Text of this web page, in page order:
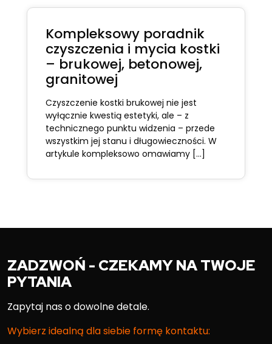
Kompleksowy poradnik
czyszczenia i mycia kostki
– brukowej, betonowej,
granitowej
Czyszczenie kostki brukowej nie jest
wyłącznie kwestią estetyki, ale – z
technicznego punktu widzenia – przede
wszystkim jej stanu i długowieczności. W
artykule kompleksowo omawiamy […]
ZADZWOŃ - CZEKAMY NA TWOJE
PYTANIA
Zapytaj nas o dowolne detale.
Wybierz idealną dla siebie formę kontaktu: